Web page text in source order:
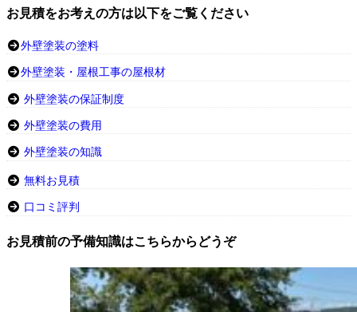
お見積をお考えの方は以下をご覧ください
外壁塗装の塗料
外壁塗装・屋根工事の屋根材
外壁塗装の保証制度
外壁塗装の費用
外壁塗装の知識
無料お見積
口コミ評判
お見積前の予備知識はこちらからどうぞ